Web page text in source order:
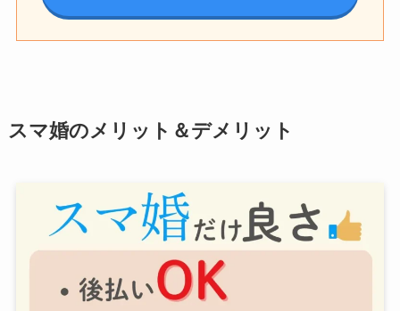
スマ婚のメリット＆デメリット